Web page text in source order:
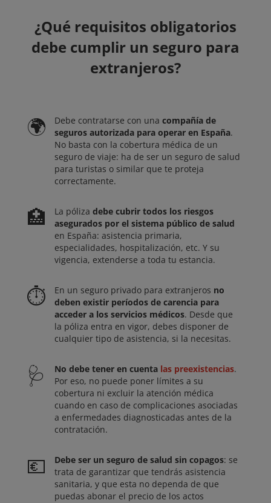
¿Qué requisitos obligatorios
debe cumplir un seguro para
extranjeros?
🌍 Debe contratarse con una compañía de
seguros autorizada para operar en España.
No basta con la cobertura médica de un
seguro de viaje: ha de ser un seguro de salud
para turistas o similar que te proteja
correctamente.
🏥 La póliza debe cubrir todos los riesgos
asegurados por el sistema público de salud
en España: asistencia primaria,
especialidades, hospitalización, etc. Y su
vigencia, extenderse a toda tu estancia.
⏱ En un seguro privado para extranjeros no
deben existir períodos de carencia para
acceder a los servicios médicos. Desde que
la póliza entra en vigor, debes disponer de
cualquier tipo de asistencia, si la necesitas.
🩺 No debe tener en cuenta las preexistencias.
Por eso, no puede poner límites a su
cobertura ni excluir la atención médica
cuando en caso de complicaciones asociadas
a enfermedades diagnosticadas antes de la
contratación.
💶 Debe ser un seguro de salud sin copagos: se
trata de garantizar que tendrás asistencia
sanitaria, y que esta no dependa de que
puedas abonar el precio de los actos